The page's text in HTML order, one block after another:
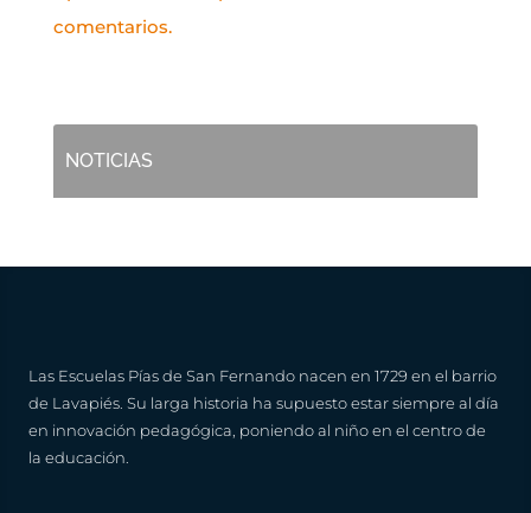
comentarios.
NOTICIAS
Las Escuelas Pías de San Fernando nacen en 1729 en el barrio
de Lavapiés. Su larga historia ha supuesto estar siempre al día
en innovación pedagógica, poniendo al niño en el centro de
la educación.